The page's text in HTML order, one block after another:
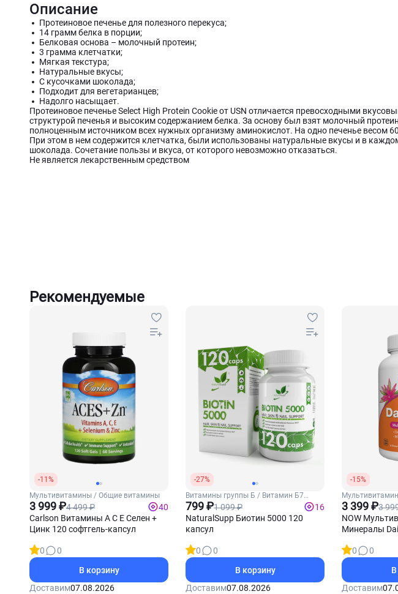
Описание
Протеиновое печенье для полезного перекуса;
14 грамм белка в порции;
Белковая основа – молочный протеин;
3 грамма клетчатки;
Мягкая текстура;
Натуральные вкусы;
С кусочками шоколада;
Подходит для вегетарианцев;
Надолго насыщает.
Протеиновое печенье Select High Protein Cookie от USN отличается превосходными
структурой печенья и высоким содержанием белка. За основу был взят молочный
полноценным источником всех нужных организму аминокислот. На одно печенье весом
При этом в нем содержится клетчатка, были использованы натуральные вкусы и в
шоколада. Сочетание пользы и вкуса, от которого невозможно отказаться.
Не является лекарственным средством
Рекомендуемые
-11%
Мультивитамины / Общие витамины
3 999 ₽4 499 ₽
40
Carlson Витамины А С Е Селен +
Цинк 120 софтгель-капсул
0
0
В корзину
Доставим07.08.2026
-27%
Витамины группы Б / Витамин Б7
(Биотин)
799 ₽1 099 ₽
16
NaturalSupp Биотин 5000 120
капсул
0
0
В корзину
Доставим07.08.2026
-15%
витамины
3 399 ₽3
NOW
Минералы
0
0
Доставим